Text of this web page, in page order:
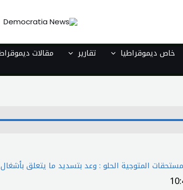
خاص ديموقراطيا تقارير مقالات
المتوجية الحلو : وعد بتسديد ما يتعلق